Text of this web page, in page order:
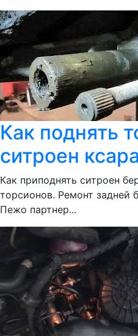
Как поднять
ситроен ксара
Как приподнять ситроен
торсионов. Ремонт задней
Пежо партнер...